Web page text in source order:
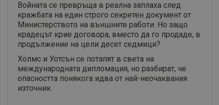
Войната се превръща в реална заплаха след
кражбата на един строго секретен документ от
Министерството на външните работи. Но защо
крадецът крие договора, вместо да го продаде, в
продължение на цели десет седмици?
Холмс и Уотсън се потапят в света на
международната дипломация, но разбират, че
опасността понякога идва от най-неочаквания
източник.